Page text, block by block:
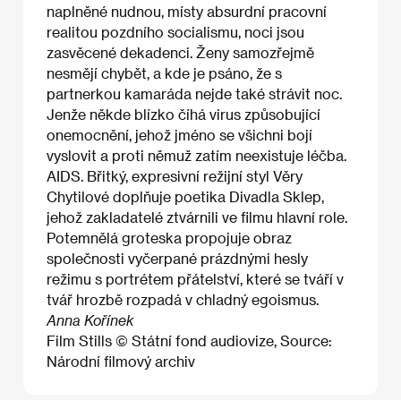
naplněné nudnou, místy absurdní pracovní
realitou pozdního socialismu, noci jsou
zasvěcené dekadenci. Ženy samozřejmě
nesmějí chybět, a kde je psáno, že s
partnerkou kamaráda nejde také strávit noc.
Jenže někde blízko číhá virus způsobující
onemocnění, jehož jméno se všichni bojí
vyslovit a proti němuž zatím neexistuje léčba.
AIDS. Břitký, expresivní režijní styl Věry
Chytilové doplňuje poetika Divadla Sklep,
jehož zakladatelé ztvárnili ve filmu hlavní role.
Potemnělá groteska propojuje obraz
společnosti vyčerpané prázdnými hesly
režimu s portrétem přátelství, které se tváří v
tvář hrozbě rozpadá v chladný egoismus.
Anna Kořínek
Film Stills © Státní fond audiovize, Source:
Národní filmový archiv